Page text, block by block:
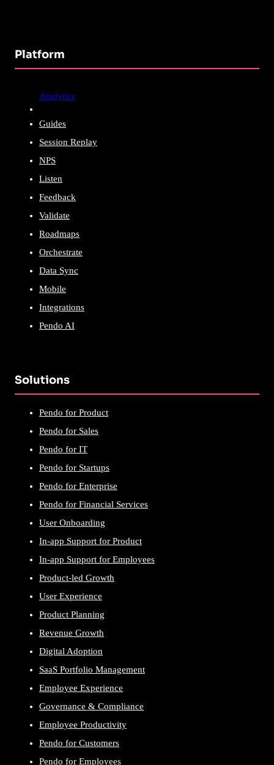
Platform
Analytics
Guides
Session Replay
NPS
Listen
Feedback
Validate
Roadmaps
Orchestrate
Data Sync
Mobile
Integrations
Pendo AI
Solutions
Pendo for Product
Pendo for Sales
Pendo for IT
Pendo for Startups
Pendo for Enterprise
Pendo for Financial Services
User Onboarding
In-app Support for Product
In-app Support for Employees
Product-led Growth
User Experience
Product Planning
Revenue Growth
Digital Adoption
SaaS Portfolio Management
Employee Experience
Governance & Compliance
Employee Productivity
Pendo for Customers
Pendo for Employees